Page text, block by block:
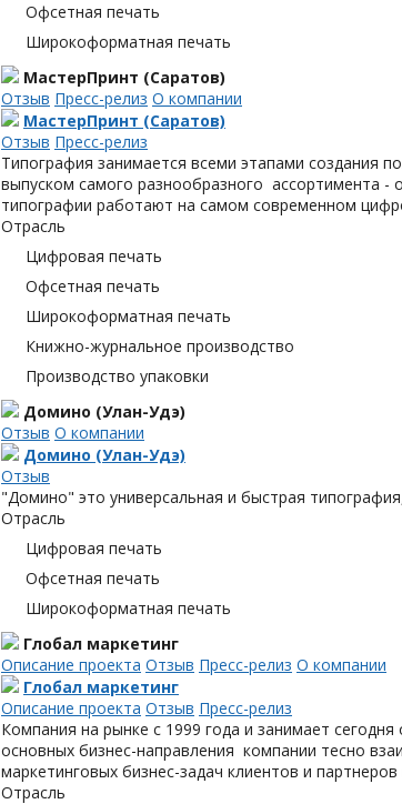
Офсетная печать
Широкоформатная печать
МастерПринт (Саратов)
Отзыв Пресс-релиз О компании
МастерПринт (Саратов)
Отзыв Пресс-релиз
Типография занимается всеми этапами создания
выпуском самого разнообразного ассортимента -
типографии работают на самом современном
Отрасль
Цифровая печать
Офсетная печать
Широкоформатная печать
Книжно-журнальное производство
Производство упаковки
Домино (Улан-Удэ)
Отзыв О компании
Домино (Улан-Удэ)
Отзыв
"Домино" это универсальная и быстрая
Отрасль
Цифровая печать
Офсетная печать
Широкоформатная печать
Глобал маркетинг
Описание проекта Отзыв Пресс-релиз О компании
Глобал маркетинг
Описание проекта Отзыв Пресс-релиз
Компания на рынке с 1999 года и занимает
основных бизнес-направления компании тесно
маркетинговых бизнес-задач клиентов и
Отрасль